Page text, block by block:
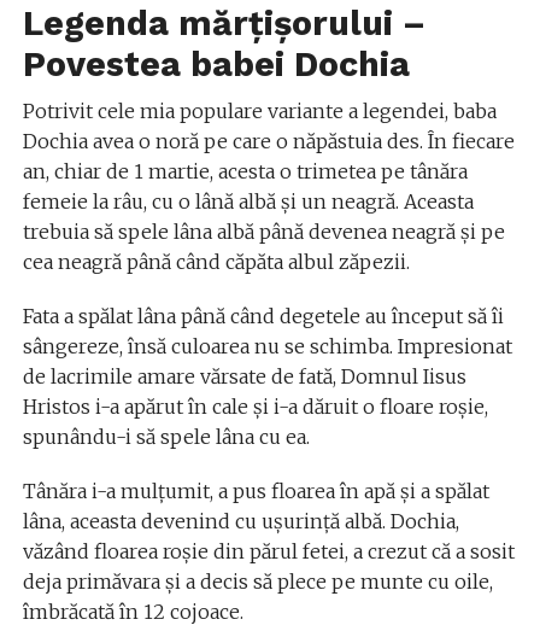
Legenda mărțișorului –
Povestea babei Dochia
Potrivit cele mia populare variante a legendei, baba
Dochia avea o noră pe care o năpăstuia des. În fiecare
an, chiar de 1 martie, acesta o trimetea pe tânăra
femeie la râu, cu o lână albă și un neagră. Aceasta
trebuia să spele lâna albă până devenea neagră și pe
cea neagră până când căpăta albul zăpezii.
Fata a spălat lâna până când degetele au început să îi
sângereze, însă culoarea nu se schimba. Impresionat
de lacrimile amare vărsate de fată, Domnul Iisus
Hristos i-a apărut în cale și i-a dăruit o floare roșie,
spunându-i să spele lâna cu ea.
Tânăra i-a mulțumit, a pus floarea în apă și a spălat
lâna, aceasta devenind cu ușurință albă. Dochia,
văzând floarea roșie din părul fetei, a crezut că a sosit
deja primăvara și a decis să plece pe munte cu oile,
îmbrăcată în 12 cojoace.